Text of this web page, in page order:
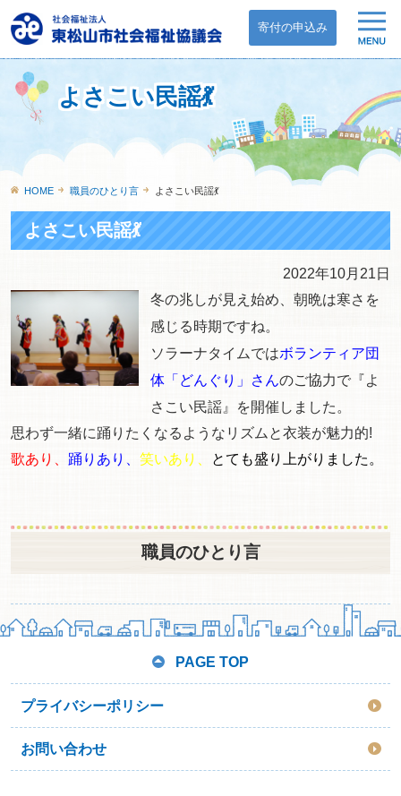
寄付の申込み
よさこい民謡💃
HOME 職員のひとり言 よさこい民謡💃
よさこい民謡💃
2022年10月21日
冬の兆しが見え始め、朝晩は寒さを
感じる時期ですね。
ソラーナタイムではボランティア団
体「どんぐり」さんのご協力で『よ
さこい民謡』を開催しました。
思わず一緒に踊りたくなるようなリズムと衣装が魅力的!
歌あり、 踊りあり、 笑いあり、 とても盛り上がりました。
職員のひとり言
PAGE TOP
プライバシーポリシー
お問い合わせ